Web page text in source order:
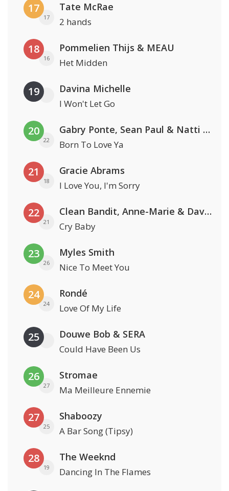
17
17
Tate McRae
2 hands
18
16
Pommelien Thijs & MEAU
Het Midden
19 Davina Michelle
I Won't Let Go
20
22
Gabry Ponte, Sean Paul & Natti Natasha
Born To Love Ya
21
18
Gracie Abrams
I Love You, I'm Sorry
22
21
Clean Bandit, Anne-Marie & David Guetta
Cry Baby
23
26
Myles Smith
Nice To Meet You
24
24
Rondé
Love Of My Life
25 Douwe Bob & SERA
Could Have Been Us
26
27
Stromae
Ma Meilleure Ennemie
27
25
Shaboozy
A Bar Song (Tipsy)
28
19
The Weeknd
Dancing In The Flames